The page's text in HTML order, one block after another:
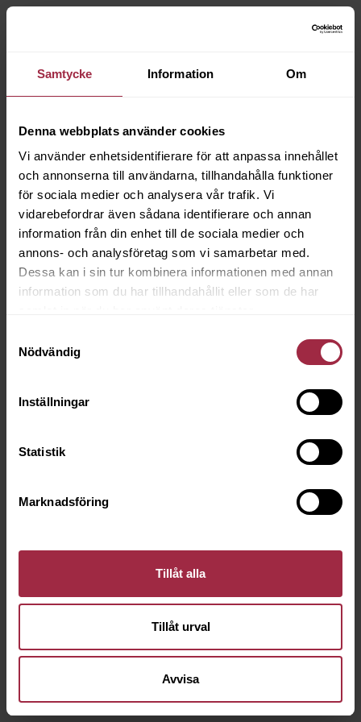
Samtycke Information Om
Denna webbplats använder cookies
Vi använder enhetsidentifierare för att anpassa innehållet
och annonserna till användarna, tillhandahålla funktioner
för sociala medier och analysera vår trafik. Vi
vidarebefordrar även sådana identifierare och annan
information från din enhet till de sociala medier och
annons- och analysföretag som vi samarbetar med.
Dessa kan i sin tur kombinera informationen med annan
information som du har tillhandahållit eller som de har
Nödvändig
Inställningar
Statistik
Marknadsföring
Tillåt alla
Tillåt urval
Avvisa